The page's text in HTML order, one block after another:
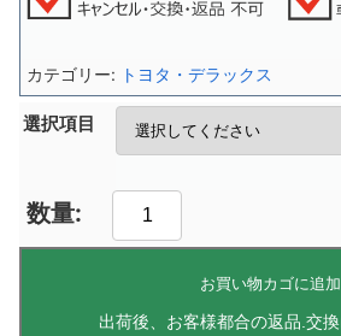
選択項目
お買い物カゴに追加
カテゴリー: トヨタ・デラックス